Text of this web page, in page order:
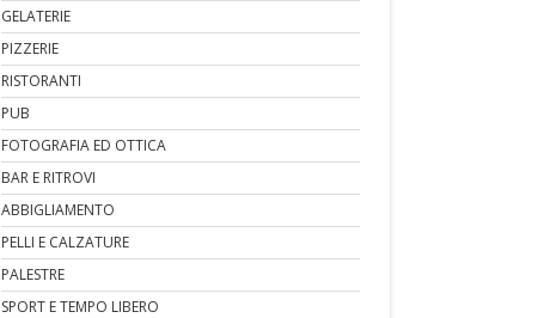
GELATERIE
PIZZERIE
RISTORANTI
PUB
FOTOGRAFIA ED OTTICA
BAR E RITROVI
ABBIGLIAMENTO
PELLI E CALZATURE
PALESTRE
SPORT E TEMPO LIBERO